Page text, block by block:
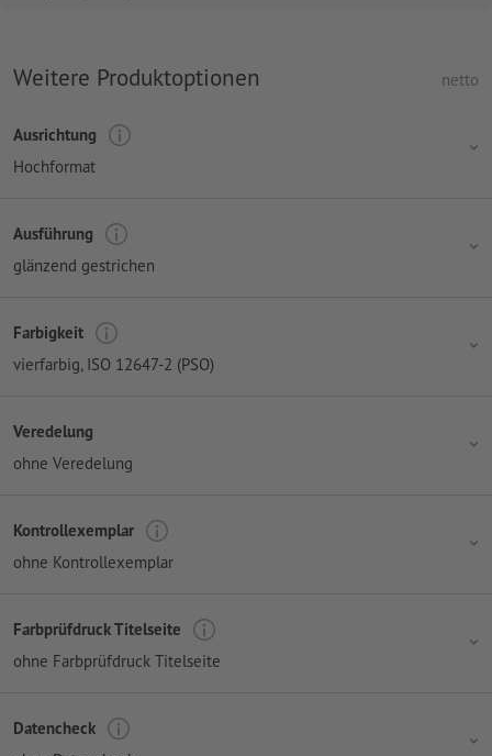
Weitere Produktoptionen netto
Ausrichtung
Hochformat
Ausführung
glänzend gestrichen
Farbigkeit
vierfarbig, ISO 12647-2 (PSO)
Veredelung
ohne Veredelung
Kontrollexemplar
ohne Kontrollexemplar
Farbprüfdruck Titelseite
ohne Farbprüfdruck Titelseite
Datencheck